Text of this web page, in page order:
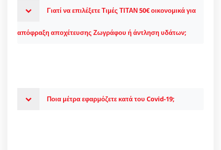
Γιατί να επιλέξετε Τιμές ΤΙΤΑΝ 50€ οικονομικά για
απόφραξη αποχέτευσης Ζωγράφου ή άντληση υδάτων;
Ποια μέτρα εφαρμόζετε κατά του Covid-19;